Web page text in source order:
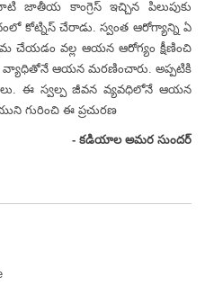
జాతీయ కాంగ్రెస్ ఇచ్చిన పిలుపుకు
కోట్నిస్ చేరాడు. స్వంత ఆరోగ్యాన్ని ఏ
చేయడం వల్ల ఆయన ఆరోగ్యం క్షీణించి
వ్యాధితోనే ఆయన మరణించారు. అప్పటికి
ఈ స్వల్ప జీవన వ్యవధిలోనే ఆయన
గురించి ఈ ప్రచురణ
- కడియాల అమర సుందర్